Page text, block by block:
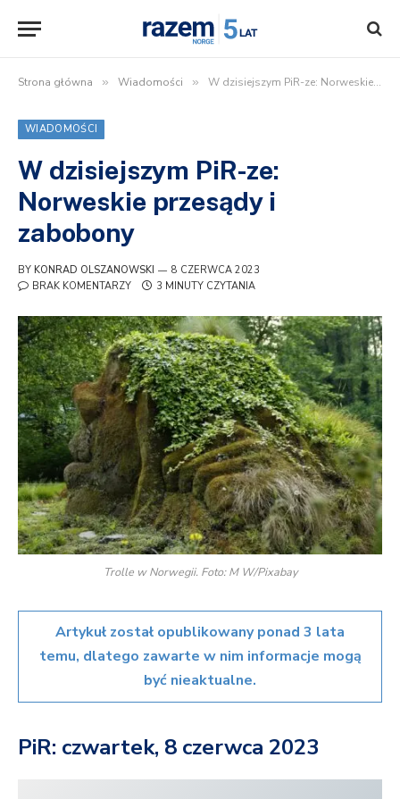
Strona główna » Wiadomości » W dzisiejszym PiR-ze: Norweskie przesądy i zabobony
WIADOMOŚCI
W dzisiejszym PiR-ze:
Norweskie przesądy i
zabobony
BY KONRAD OLSZANOWSKI
8 CZERWCA 2023
BRAK KOMENTARZY
3 MINUTY CZYTANIA
Trolle w Norwegii. Foto: M W/Pixabay
Artykuł został opublikowany ponad 3 lata
temu, dlatego zawarte w nim informacje mogą
być nieaktualne.
PiR: czwartek, 8 czerwca 2023